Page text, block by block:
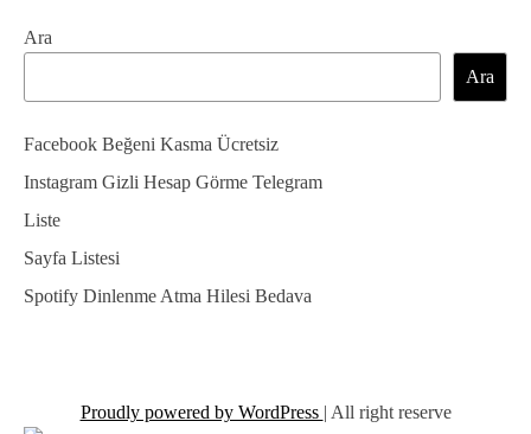
ı
g
e
z
i
n
m
Ara
Ara
Facebook Beğeni Kasma Ücretsiz
Instagram Gizli Hesap Görme Telegram
Liste
Sayfa Listesi
Spotify Dinlenme Atma Hilesi Bedava
Proudly powered by WordPress | All right reserve